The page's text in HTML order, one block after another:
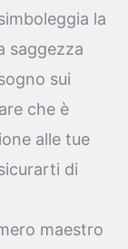
la
saggezza
sui
che è
alle tue
di
maestro